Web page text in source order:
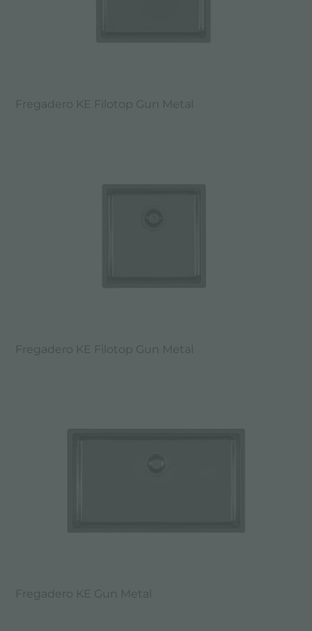
Fregadero KE Filotop Gun Metal
Fregadero KE Filotop Gun Metal
Fregadero KE Gun Metal